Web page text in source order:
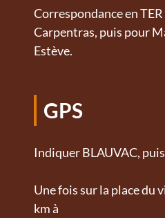
Correspondance en
Carpentras, puis pour
Estève.
GPS
Indiquer BLAUVAC,
Une fois sur la place du
km à